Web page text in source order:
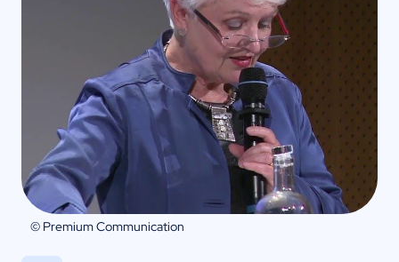
© Premium Communication